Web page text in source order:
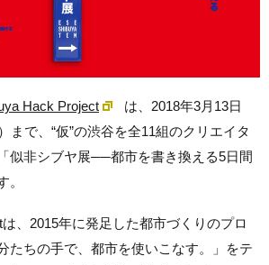
Hack Project
は、2018年3月13日
まで、“仮”の渋谷を全11組のクリエイタ
似非シブヤ展──都市を書き換える5日間
。
、2015年に発足した都市づくりのプロ
たちの手で、都市を使いこなす。」をテ